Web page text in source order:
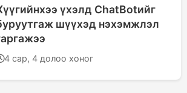
үхэлд ChatBotийг
шүүхэд нэхэмжлэл
4 сар, 4 долоо хоног